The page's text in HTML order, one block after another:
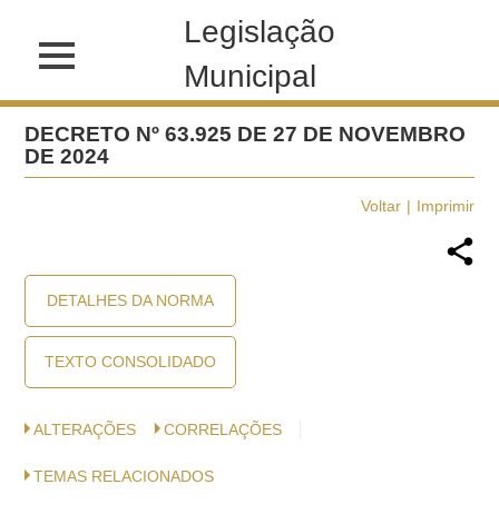
Legislação
Municipal
DECRETO Nº 63.925 DE 27 DE NOVEMBRO
DE 2024
Voltar Imprimir
DETALHES DA NORMA
TEXTO CONSOLIDADO
ALTERAÇÕES CORRELAÇÕES
TEMAS RELACIONADOS